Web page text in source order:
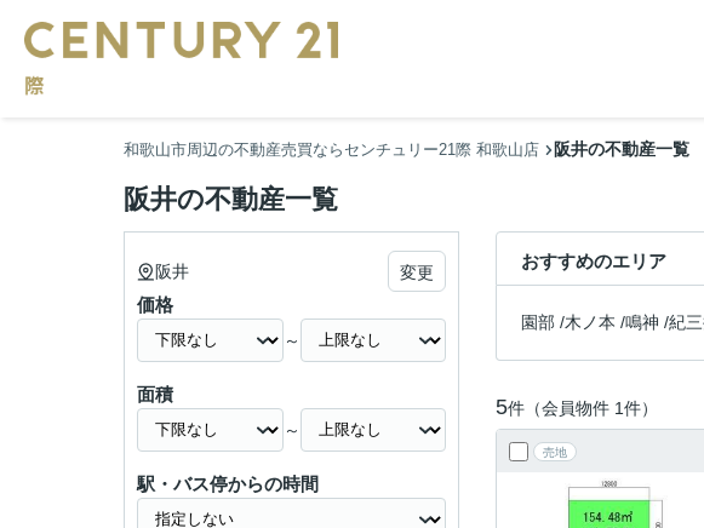
和歌山市周辺の不動産売買ならセンチュリー21際 和歌山店 阪井の不動産一覧
阪井の不動産一覧
おすすめのエリア
園部 /木ノ本 /鳴神 /紀
5件（会員物件 1件）
売地
阪井 変更
価格
～
面積
～
駅・バス停からの時間